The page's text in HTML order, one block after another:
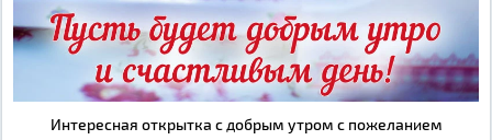
Интересная открытка с добрым утром с пожеланием